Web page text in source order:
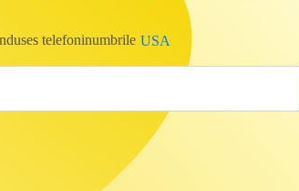
telefoninumbrile USA